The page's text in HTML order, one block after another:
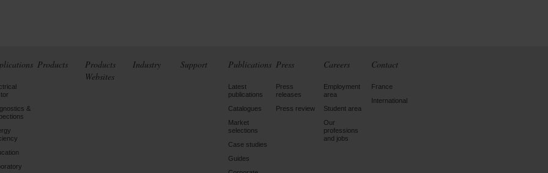
&
Products
Products
Websites
Industry Support Publications
Latest
publications
Catalogues
Market
selections
Case studies
Guides
Press
Press
releases
Press review
Careers
Employment
area
Student area
Our
professions
and jobs
Contact
France
International